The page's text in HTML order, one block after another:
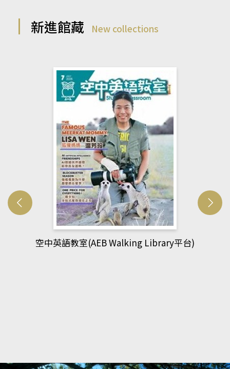
新進館藏 New collections
網管人(kono平台)